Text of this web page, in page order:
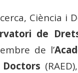
Ciència i
de
de l’